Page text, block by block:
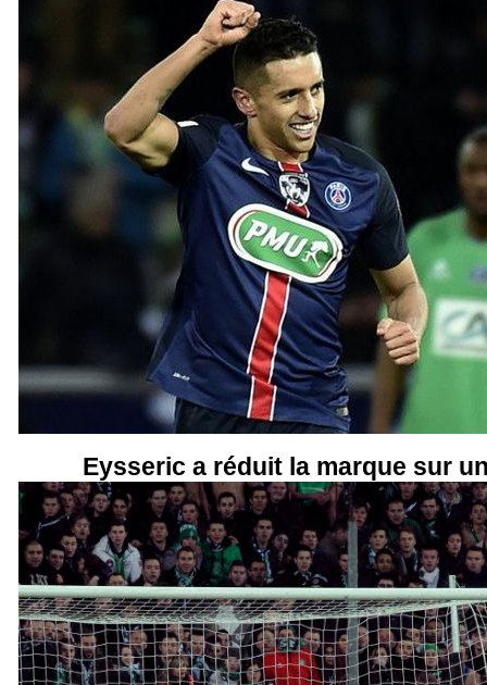
Eysseric a réduit la marque sur